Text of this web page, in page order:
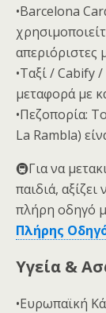
•Barcelona
απεριόριστες
•Ταξί / Cabify
μεταφορά με
•Πεζοπορία:
La Rambla)
🚇Για να
παιδιά,
πλήρη οδηγό
Πλήρης
Υγεία &
•Ευρωπαϊκή